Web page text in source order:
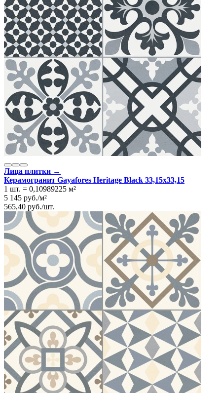
Лица плитки →
Керамогранит Gayafores Heritage Black 33,15x33,15
1 шт. = 0,10989225 м²
5 145 руб./м²
565,40 руб./шт.